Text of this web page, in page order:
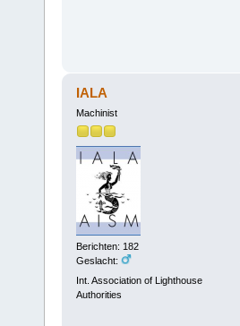
IALA
Machinist
Berichten: 182
Geslacht:
Int. Association of Lighthouse
Authorities